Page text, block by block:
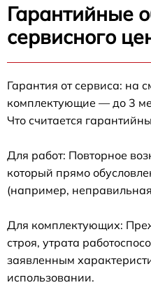
Гарантийные
сервисного
Гарантия от сервиса: на
комплектующие — до 3
Что считается
Для работ: Повторное
который прямо
(например,
Для комплектующих:
строя, утрата
заявленным
использовании.